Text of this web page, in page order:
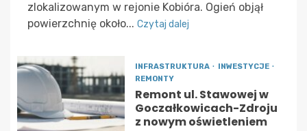
zlokalizowanym w rejonie Kobióra. Ogień objął
powierzchnię około... Czytaj dalej
INFRASTRUKTURA
INWESTYCJE
REMONTY
Remont ul. Stawowej w
Goczałkowicach-Zdroju
z nowym oświetleniem